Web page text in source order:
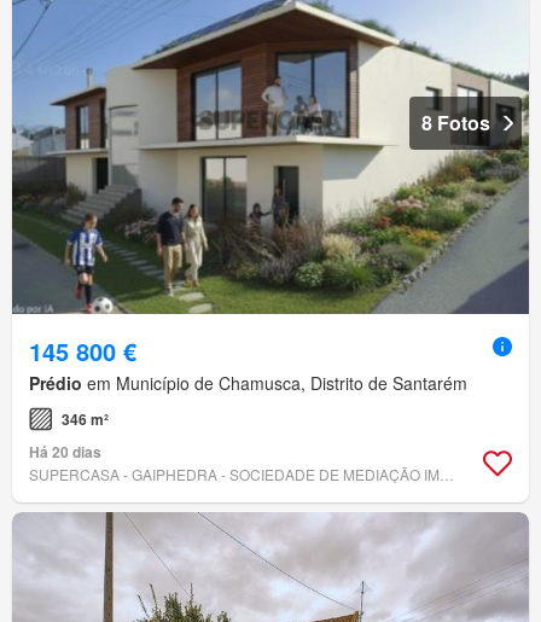
8 Fotos
145 800 €
Prédio em Município de Chamusca, Distrito de Santarém
346 m²
Há 20 dias